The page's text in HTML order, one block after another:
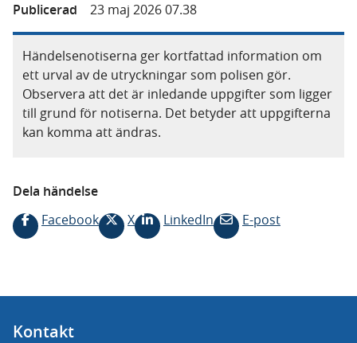
Publicerad
23 maj 2026 07.38
Händelsenotiserna ger kortfattad information om
ett urval av de utryckningar som polisen gör.
Observera att det är inledande uppgifter som ligger
till grund för notiserna. Det betyder att uppgifterna
kan komma att ändras.
Dela händelse
Facebook
X LinkedIn E-post
Kontakt